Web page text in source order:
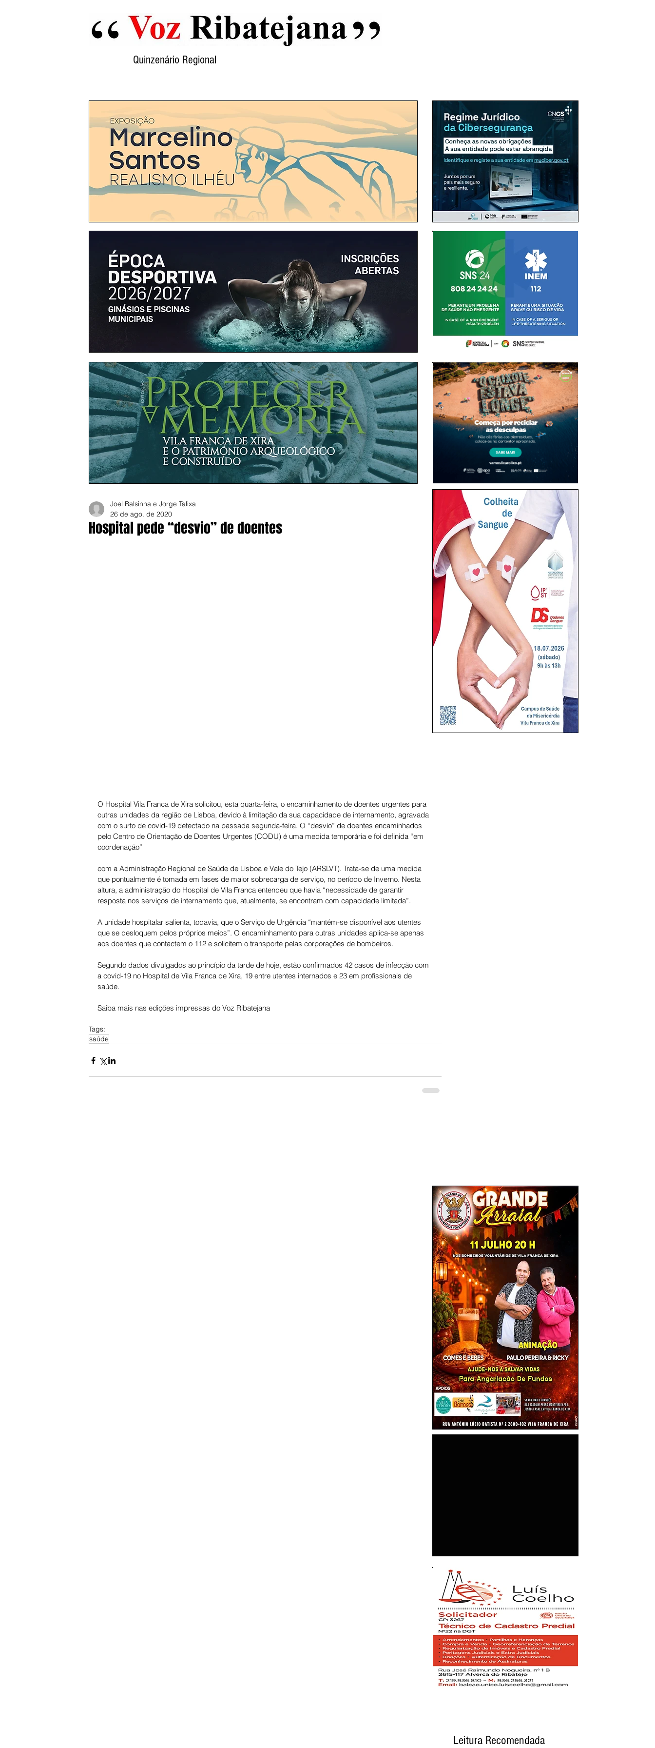
Quinzenário Regional
Hospital pede “desvio” de doentes
Joel Balsinha e Jorge Talixa
26 de ago. de 2020
O Hospital Vila Franca de Xira solicitou, esta quarta-feira, o encaminhamento de doentes urgentes para
outras unidades da região de Lisboa, devido à limitação da sua capacidade de internamento, agravada
com o surto de covid-19 detectado na passada segunda-feira. O “desvio” de doentes encaminhados
pelo Centro de Orientação de Doentes Urgentes (CODU) é uma medida temporária e foi definida “em
coordenação”
com a Administração Regional de Saúde de Lisboa e Vale do Tejo (ARSLVT). Trata-se de uma medida
que pontualmente é tomada em fases de maior sobrecarga de serviço, no período de Inverno. Nesta
altura, a administração do Hospital de Vila Franca entendeu que havia “necessidade de garantir
resposta nos serviços de internamento que, atualmente, se encontram com capacidade limitada”.
A unidade hospitalar salienta, todavia, que o Serviço de Urgência “mantém-se disponível aos utentes
que se desloquem pelos próprios meios”. O encaminhamento para outras unidades aplica-se apenas
aos doentes que contactem o 112 e solicitem o transporte pelas corporações de bombeiros.
Segundo dados divulgados ao princípio da tarde de hoje, estão confirmados 42 casos de infecção com
a covid-19 no Hospital de Vila Franca de Xira, 19 entre utentes internados e 23 em profissionais de
saúde.
Saiba mais nas edições impressas do Voz Ribatejana
Tags:
saúde
Leitura Recomendada